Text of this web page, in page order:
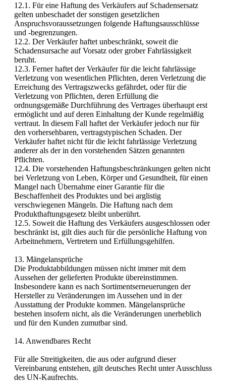
12.1. Für eine Haftung des Verkäufers auf Schadensersatz
gelten unbeschadet der sonstigen gesetzlichen
Anspruchsvoraussetzungen folgende Haftungsausschlüsse
und -begrenzungen.
12.2. Der Verkäufer haftet unbeschränkt, soweit die
Schadensursache auf Vorsatz oder grober Fahrlässigkeit
beruht.
12.3. Ferner haftet der Verkäufer für die leicht fahrlässige
Verletzung von wesentlichen Pflichten, deren Verletzung die
Erreichung des Vertragszwecks gefährdet, oder für die
Verletzung von Pflichten, deren Erfüllung die
ordnungsgemäße Durchführung des Vertrages überhaupt erst
ermöglicht und auf deren Einhaltung der Kunde regelmäßig
vertraut. In diesem Fall haftet der Verkäufer jedoch nur für
den vorhersehbaren, vertragstypischen Schaden. Der
Verkäufer haftet nicht für die leicht fahrlässige Verletzung
anderer als der in den vorstehenden Sätzen genannten
Pflichten.
12.4. Die vorstehenden Haftungsbeschränkungen gelten nicht
bei Verletzung von Leben, Körper und Gesundheit, für einen
Mangel nach Übernahme einer Garantie für die
Beschaffenheit des Produktes und bei arglistig
verschwiegenen Mängeln. Die Haftung nach dem
Produkthaftungsgesetz bleibt unberührt.
12.5. Soweit die Haftung des Verkäufers ausgeschlossen oder
beschränkt ist, gilt dies auch für die persönliche Haftung von
Arbeitnehmern, Vertretern und Erfüllungsgehilfen.
13. Mängelansprüche
Die Produktabbildungen müssen nicht immer mit dem
Aussehen der gelieferten Produkte übereinstimmen.
Insbesondere kann es nach Sortimentserneuerungen der
Hersteller zu Veränderungen im Aussehen und in der
Ausstattung der Produkte kommen. Mängelansprüche
bestehen insofern nicht, als die Veränderungen unerheblich
und für den Kunden zumutbar sind.
14. Anwendbares Recht
Für alle Streitigkeiten, die aus oder aufgrund dieser
Vereinbarung entstehen, gilt deutsches Recht unter Ausschluss
des UN-Kaufrechts.